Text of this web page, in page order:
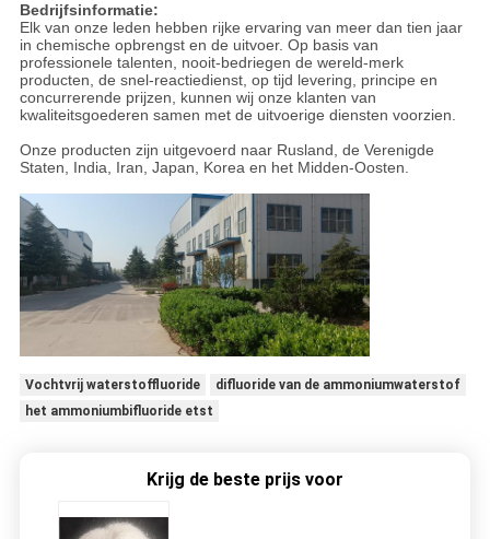
Bedrijfsinformatie:
Elk van onze leden hebben rijke ervaring van meer dan tien jaar
in chemische opbrengst en de uitvoer. Op basis van
professionele talenten, nooit-bedriegen de wereld-merk
producten, de snel-reactiedienst, op tijd levering, principe en
concurrerende prijzen, kunnen wij onze klanten van
kwaliteitsgoederen samen met de uitvoerige diensten voorzien.
Onze producten zijn uitgevoerd naar Rusland, de Verenigde
Staten, India, Iran, Japan, Korea en het Midden-Oosten.
Vochtvrij waterstoffluoride
difluoride van de ammoniumwaterstof
het ammoniumbifluoride etst
Krijg de beste prijs voor